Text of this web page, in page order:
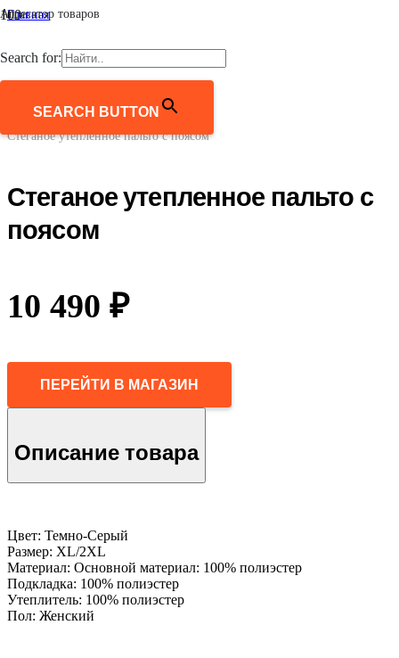
Агрегатор товаров
Search for:
SEARCH BUTTON
Главная
/
Утепленные пальто
Стеганое утепленное пальто с поясом
Стеганое утепленное пальто с
поясом
10 490 ₽
ПЕРЕЙТИ В МАГАЗИН
Описание товара
Цвет: Темно-Серый
Размер: XL/2XL
Материал: Основной материал: 100% полиэстер
Подкладка: 100% полиэстер
Утеплитель: 100% полиэстер
Пол: Женский